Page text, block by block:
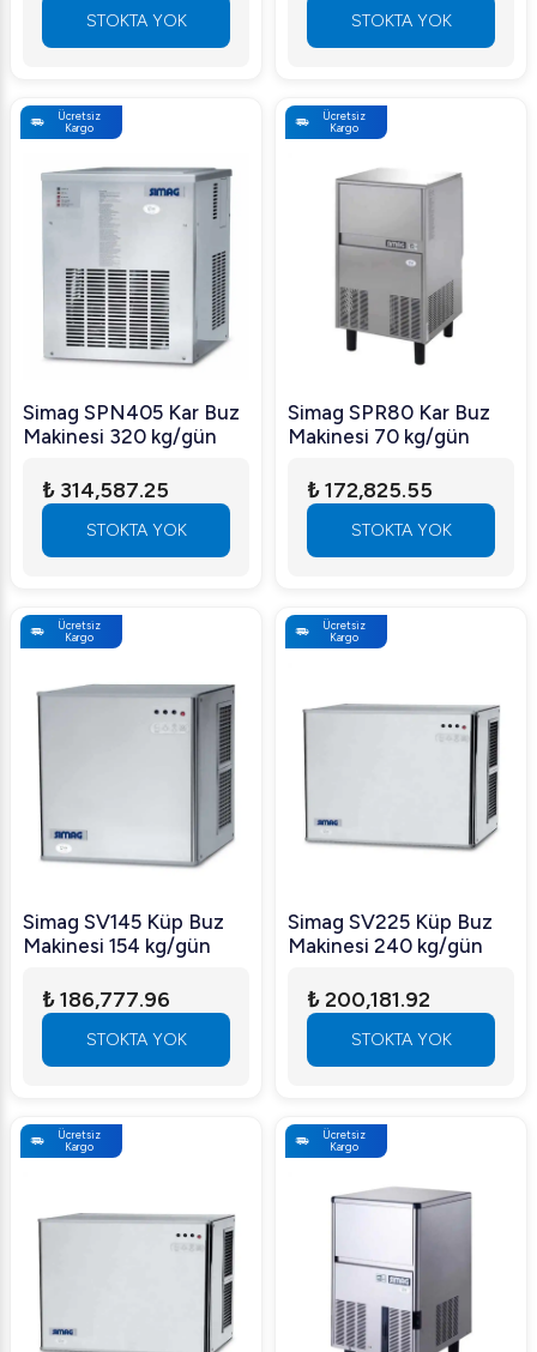
STOKTA YOK STOKTA YOK
Ücretsiz
Kargo
Simag SPN405 Kar Buz
Makinesi 320 kg/gün
₺ 314,587.25
STOKTA YOK
Ücretsiz
Kargo
Simag SPR80 Kar Buz
Makinesi 70 kg/gün
₺ 172,825.55
STOKTA YOK
Ücretsiz
Kargo
Simag SV145 Küp Buz
Makinesi 154 kg/gün
₺ 186,777.96
STOKTA YOK
Ücretsiz
Kargo
Simag SV225 Küp Buz
Makinesi 240 kg/gün
₺ 200,181.92
STOKTA YOK
Ücretsiz
Kargo
Ücretsiz
Kargo